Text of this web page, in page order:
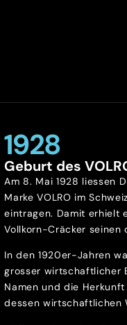
1928
Geburt des
Am 8. Mai 1928 liessen
Marke VOLRO im
eintragen. Damit erhielt
Vollkorn-Cräcker seinen
In den 1920er-Jahren
grosser wirtschaftlicher
Namen und die
dessen wirtschaftlichen